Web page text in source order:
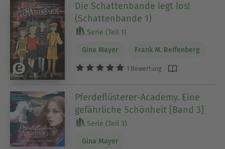
Die Schattenbande legt los!
(Schattenbande 1)
Serie (Teil 1)
Gina Mayer Frank M. Reifenberg
1 Bewertung
Pferdeflüsterer-Academy. Eine
gefährliche Schönheit [Band 3]
Serie (Teil 3)
Gina Mayer